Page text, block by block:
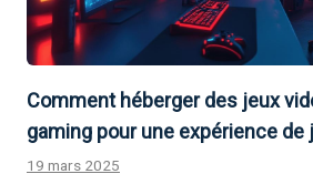
Comment héberger des jeux
gaming pour une expérience
19 mars 2025